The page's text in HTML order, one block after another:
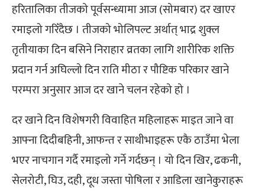
हरितालिका तीजको पूर्वसन्ध्यामा आज (सोमबार) दर खाएर
रमाइलो गरिँदैछ । तीजको भोलिपल्ट अर्थात् भाद्र शुक्ल
तृतीयाका दिन बसिने निराहार व्रतका लागि शारीरिक शक्ति
प्रदान गर्न अघिल्लो दिन राति मीठा र पौष्टिक परिकार खाने
परम्परा अनुसार आज दर खाने चलन रहेको हो ।
दर खाने दिन विशेषगरी विवाहित महिलाहरू माइत जाने वा
आफ्ना दिदीबहिनी, आफन्त र साथीभाइहरू एकै ठाउँमा भेला
भएर नाचगान गर्दै रमाइलो गर्ने गर्दछन् । यो दिन खिर, ढकनी,
सेलरोटी, घिउ, दही, दूध जस्ता पोषिला र आडिला खानेकुराहरू